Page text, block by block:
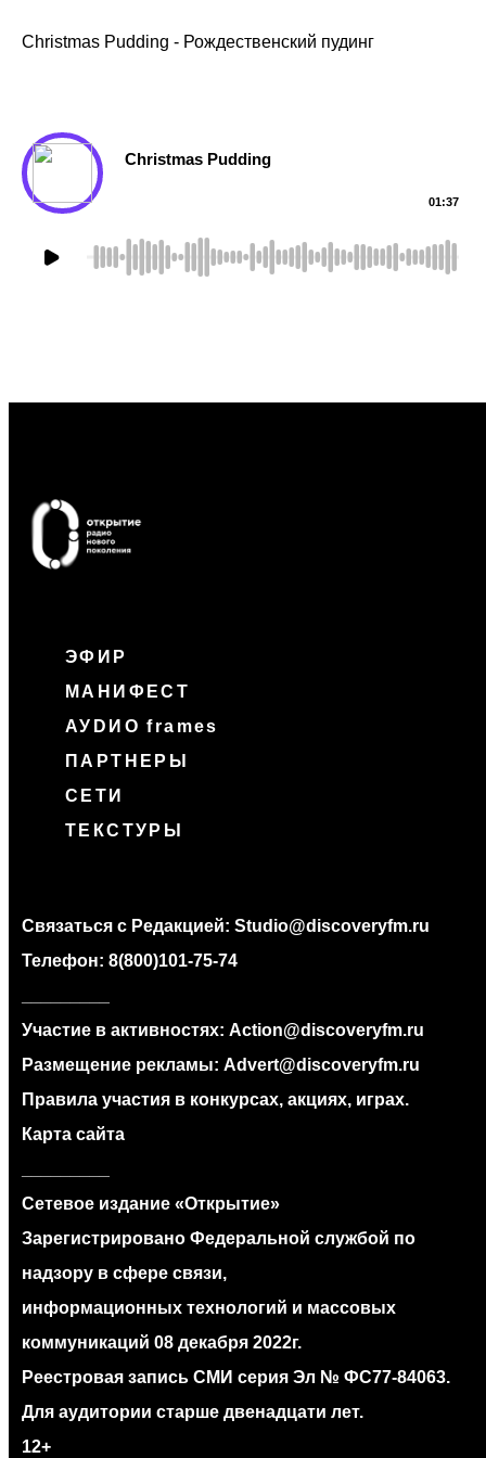
Christmas Pudding - Рождественский пудинг
Christmas Pudding
01:37
ЭФИР
МАНИФЕСТ
АУDИО frames
ПАРТНЕРЫ
СЕТИ
ТЕКСТУРЫ
Связаться с Редакцией: Studio@discoveryfm.ru
Телефон: 8(800)101-75-74
Участие в активностях: Action@discoveryfm.ru
Размещение рекламы: Advert@discoveryfm.ru
Правила участия в конкурсах, акциях, играх.
Карта сайта
Сетевое издание «Открытие»
Зарегистрировано Федеральной службой по
надзору в сфере связи,
информационных технологий и массовых
коммуникаций 08 декабря 2022г.
Реестровая запись СМИ серия Эл № ФС77‐84063.
Для аудитории старше двенадцати лет.
12+